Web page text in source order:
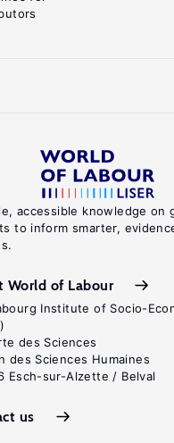
accessible knowledge on
to inform smarter,
World of Labour
Institute of Socio-
des Sciences
des Sciences Humaines
Esch-sur-Alzette / Belval
us